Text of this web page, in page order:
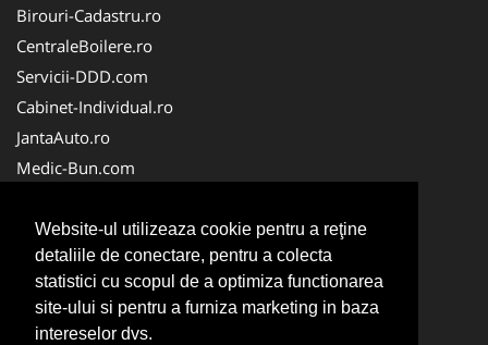
Website-ul utilizeaza cookie pentru a reţine
detaliile de conectare, pentru a colecta
statistici cu scopul de a optimiza functionarea
site-ului si pentru a furniza marketing in baza
intereselor dvs.
Birouri-Cadastru.ro
CentraleBoilere.ro
Servicii-DDD.com
Cabinet-Individual.ro
JantaAuto.ro
Medic-Bun.com
Apicultorul.com
CentruInchirieri.ro
Oftalmologul.ro
Stomatologul.com